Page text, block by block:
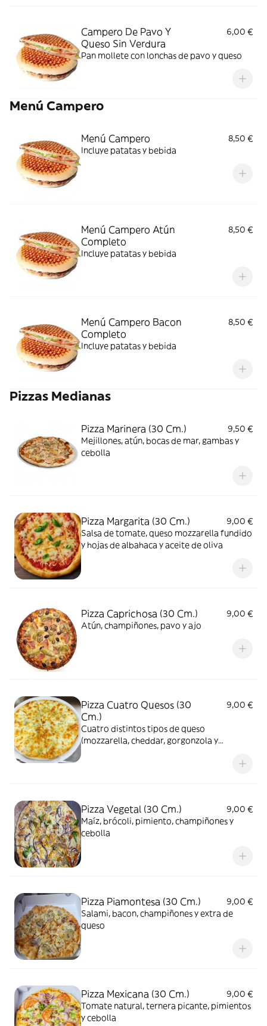
Campero De Pavo Y
Queso Sin Verdura
6,00 €
Pan mollete con lonchas de pavo y queso
Menú Campero
Menú Campero
8,50 €
Incluye patatas y bebida
Menú Campero Atún
Completo
8,50 €
Incluye patatas y bebida
Menú Campero Bacon
Completo
8,50 €
Incluye patatas y bebida
Pizzas Medianas
Pizza Marinera (30 Cm.)
9,50 €
Mejillones, atún, bocas de mar, gambas y
cebolla
Pizza Margarita (30 Cm.)
9,00 €
Salsa de tomate, queso mozzarella fundido
y hojas de albahaca y aceite de oliva
Pizza Caprichosa (30 Cm.)
9,00 €
Atún, champiñones, pavo y ajo
Pizza Cuatro Quesos (30
Cm.)
9,00 €
Cuatro distintos tipos de queso
(mozzarella, cheddar, gorgonzola y
Pizza Vegetal (30 Cm.)
9,00 €
Maíz, brócoli, pimiento, champiñones y
cebolla
Pizza Piamontesa (30 Cm.)
9,00 €
Salami, bacon, champiñones y extra de
queso
Pizza Mexicana (30 Cm.)
9,00 €
Tomate natural, ternera picante, pimientos
y cebolla